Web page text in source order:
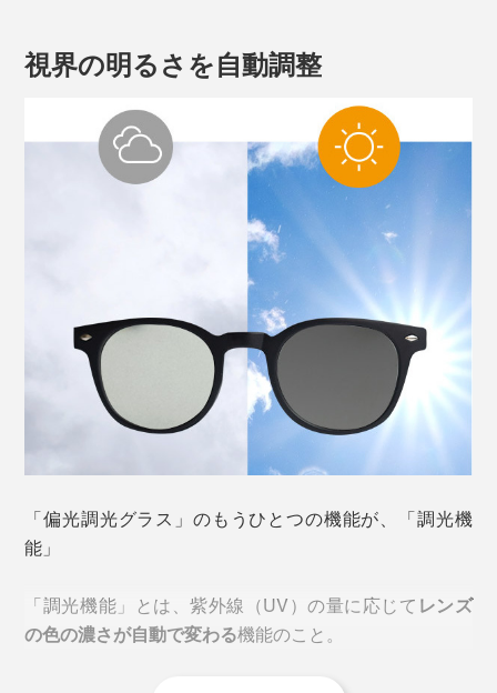
「偏光フィルター」がギラつきをブロックしてくれるか
車のフロントガラス越しの日差しや対向車の反射
ビルの窓ガラスやアスファルトの照り返し
水面や雪山、ゴルフ場の芝生のギラつき
シーズン問わず、余計な反射光を抑えて、視界のコント
ラストが整います。
視界の明るさを自動調整
「偏光調光グラス」のもうひとつの機能が、「調光機
能」
「調光機能」とは、紫外線（UV）の量に応じて レンズ
の色の濃さが自動で変わる機能のこと。